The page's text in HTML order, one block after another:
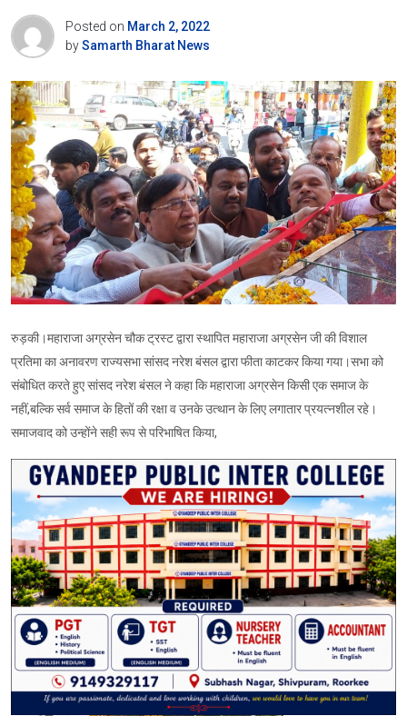
Posted on March 2, 2022
bySamarth Bharat News
रुड़की।महाराजा अग्रसेन चौक ट्रस्ट द्वारा स्थापित महाराजा अग्रसेन जी की विशाल
प्रतिमा का अनावरण राज्यसभा सांसद नरेश बंसल द्वारा फीता काटकर किया गया।सभा को
संबोधित करते हुए सांसद नरेश बंसल ने कहा कि महाराजा अग्रसेन किसी एक समाज के
नहीं,बल्कि सर्व समाज के हितों की रक्षा व उनके उत्थान के लिए लगातार प्रयत्नशील रहे।
समाजवाद को उन्होंने सही रूप से परिभाषित किया,